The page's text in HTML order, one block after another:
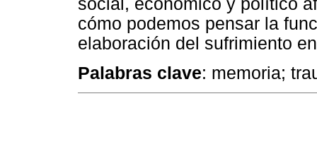
social, económico y político
cómo podemos pensar la
elaboración del sufrimiento
Palabras clave: memoria;